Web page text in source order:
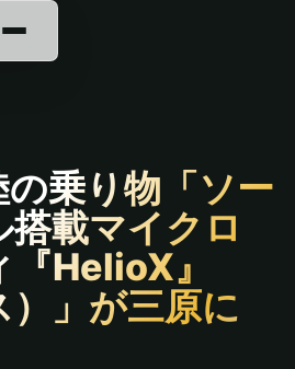
の乗り物「ソー
搭載マイクロ
HelioX』
）」が三原に